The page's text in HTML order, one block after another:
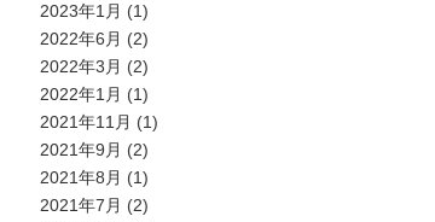
2023年1月 (1)
2022年6月 (2)
2022年3月 (2)
2022年1月 (1)
2021年11月 (1)
2021年9月 (2)
2021年8月 (1)
2021年7月 (2)